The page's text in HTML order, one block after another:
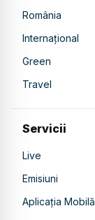
România
Internațional
Green
Travel
Servicii
Live
Emisiuni
Aplicația Mobilă